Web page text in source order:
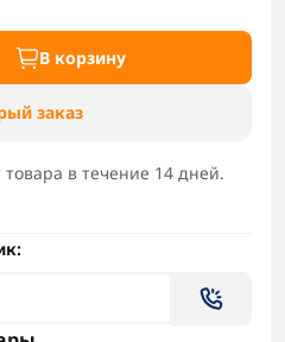
В корзину
заказ
в течение 14 дней.